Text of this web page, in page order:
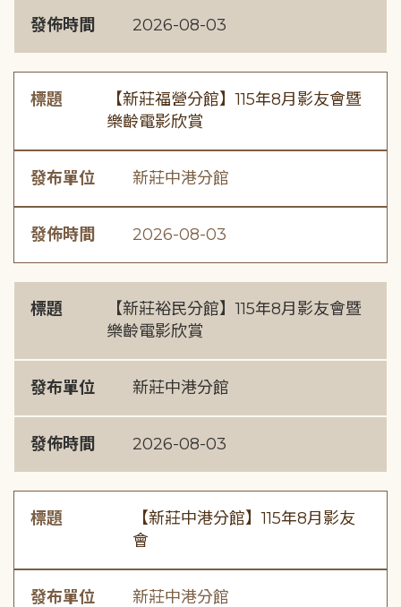
發佈時間 2026-08-03
標題
【新莊福營分館】115年8月影友會暨
樂齡電影欣賞
發布單位 新莊中港分館
發佈時間 2026-08-03
標題
【新莊裕民分館】115年8月影友會暨
樂齡電影欣賞
發布單位 新莊中港分館
發佈時間 2026-08-03
標題
【新莊中港分館】115年8月影友
會
發布單位 新莊中港分館